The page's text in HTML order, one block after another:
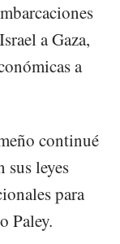
a Gaza,
a
continué
sus leyes
para
Paley.